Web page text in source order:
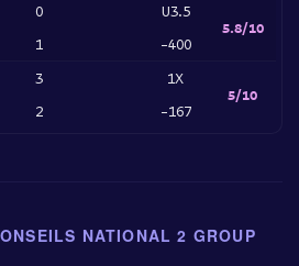
0
1
U3.5
-400
5.8/10
3
2
1X
-167
5/10
NATIONAL 2 GROUP